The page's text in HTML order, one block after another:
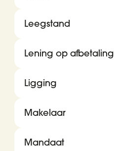
Leegstand
Lening op afbetaling
Ligging
Makelaar
Mandaat